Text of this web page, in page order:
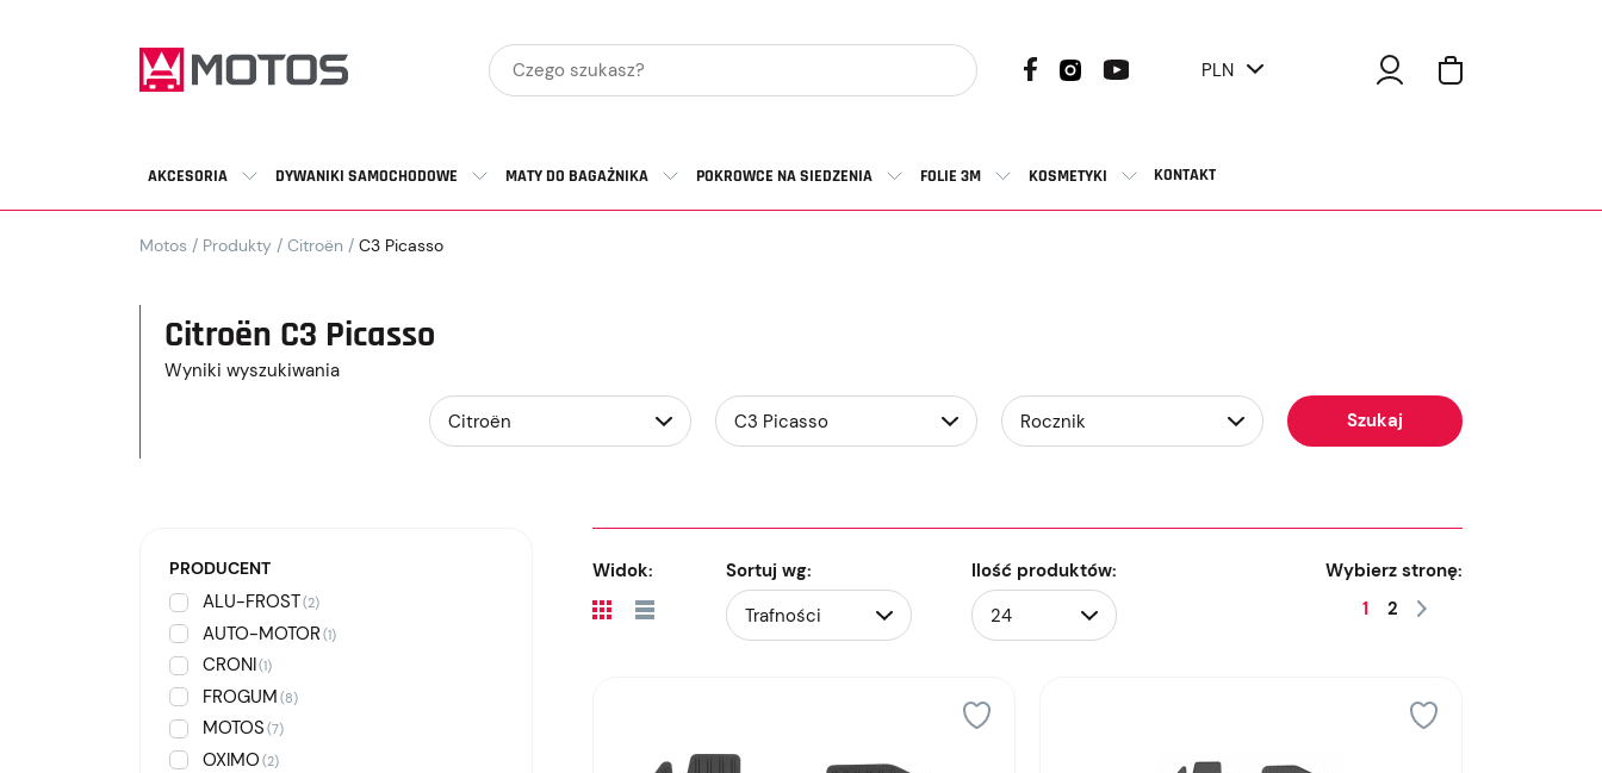
PLN
AKCESORIA DYWANIKI SAMOCHODOWE MATY DO BAGAŻNIKA POKROWCE NA SIEDZENIA FOLIE 3M KOSMETYKI KONTAKT
Motos / Produkty / Citroën / C3 Picasso
Citroën C3 Picasso
Wyniki wyszukiwania
Szukaj
PRODUCENT
ALU-FROST(2)
AUTO-MOTOR (1)
CRONI(1)
FROGUM (8)
MOTOS (7)
OXIMO (2)
Widok: Ilość produktów:
Sortuj wg:
Wybierz stronę:
1
2